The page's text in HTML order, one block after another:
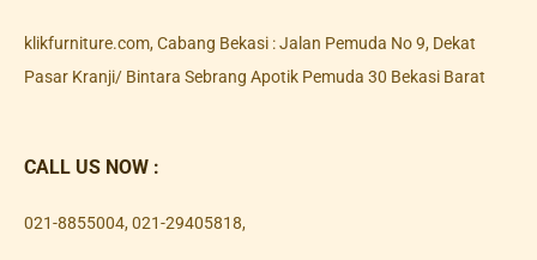
klikfurniture.com, Cabang Bekasi : Jalan Pemuda No 9, Dekat
Pasar Kranji/ Bintara Sebrang Apotik Pemuda 30 Bekasi Barat
CALL US NOW :
021-8855004, 021-29405818,